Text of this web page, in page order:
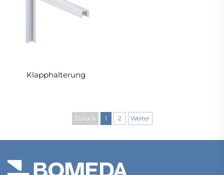
Klapphalterung
Zurück 1 2 Weiter